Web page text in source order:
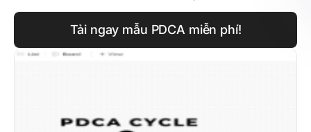
Tải ngay mẫu PDCA miễn phí!